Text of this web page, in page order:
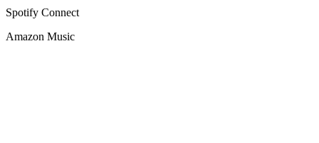
Spotify Connect
Amazon Music